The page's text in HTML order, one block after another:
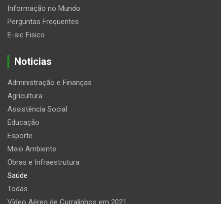
Informação no Mundo
Perguntas Frequentes
E-sic Fisico
Noticias
Administração e Finanças
Agricultura
Assistência Social
Educação
Esporte
Meio Ambiente
Obras e Infraestrutura
Saúde
Todas
Vídeo Aéreo de Curralinhos em 2021